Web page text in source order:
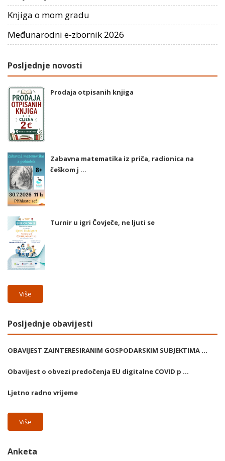
Knjiga o mom gradu
Međunarodni e-zbornik 2026
Posljednje novosti
Prodaja otpisanih knjiga
Zabavna matematika iz priča, radionica na
češkom j ...
Turnir u igri Čovječe, ne ljuti se
Više
Posljednje obavijesti
OBAVIJEST ZAINTERESIRANIM GOSPODARSKIM SUBJEKTIMA ...
Obavijest o obvezi predočenja EU digitalne COVID p ...
Ljetno radno vrijeme
Više
Anketa